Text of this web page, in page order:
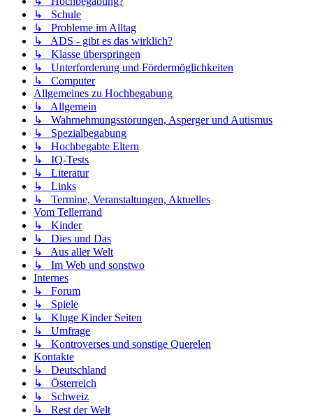
↳ Schule
↳ Probleme im Alltag
↳ ADS - gibt es das wirklich?
↳ Klasse überspringen
↳ Unterforderung und Fördermöglichkeiten
↳ Computer
Allgemeines zu Hochbegabung
↳ Allgemein
↳ Wahrnehmungsstörungen, Asperger und Autismus
↳ Spezialbegabung
↳ Hochbegabte Eltern
↳ IQ-Tests
↳ Literatur
↳ Links
↳ Termine, Veranstaltungen, Aktuelles
Vom Tellerrand
↳ Kinder
↳ Dies und Das
↳ Aus aller Welt
↳ Im Web und sonstwo
Internes
↳ Forum
↳ Spiele
↳ Kluge Kinder Seiten
↳ Umfrage
↳ Kontroverses und sonstige Querelen
Kontakte
↳ Deutschland
↳ Österreich
↳ Schweiz
↳ Rest der Welt